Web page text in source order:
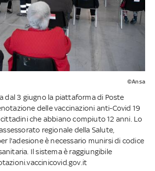
©Ansa
dal 3 giugno la piattaforma di Poste
delle vaccinazioni anti-Covid 19
che abbiano compiuto 12 anni. Lo
regionale della Salute,
l'adesione è necessario munirsi di codice
Il sistema è raggiungibile